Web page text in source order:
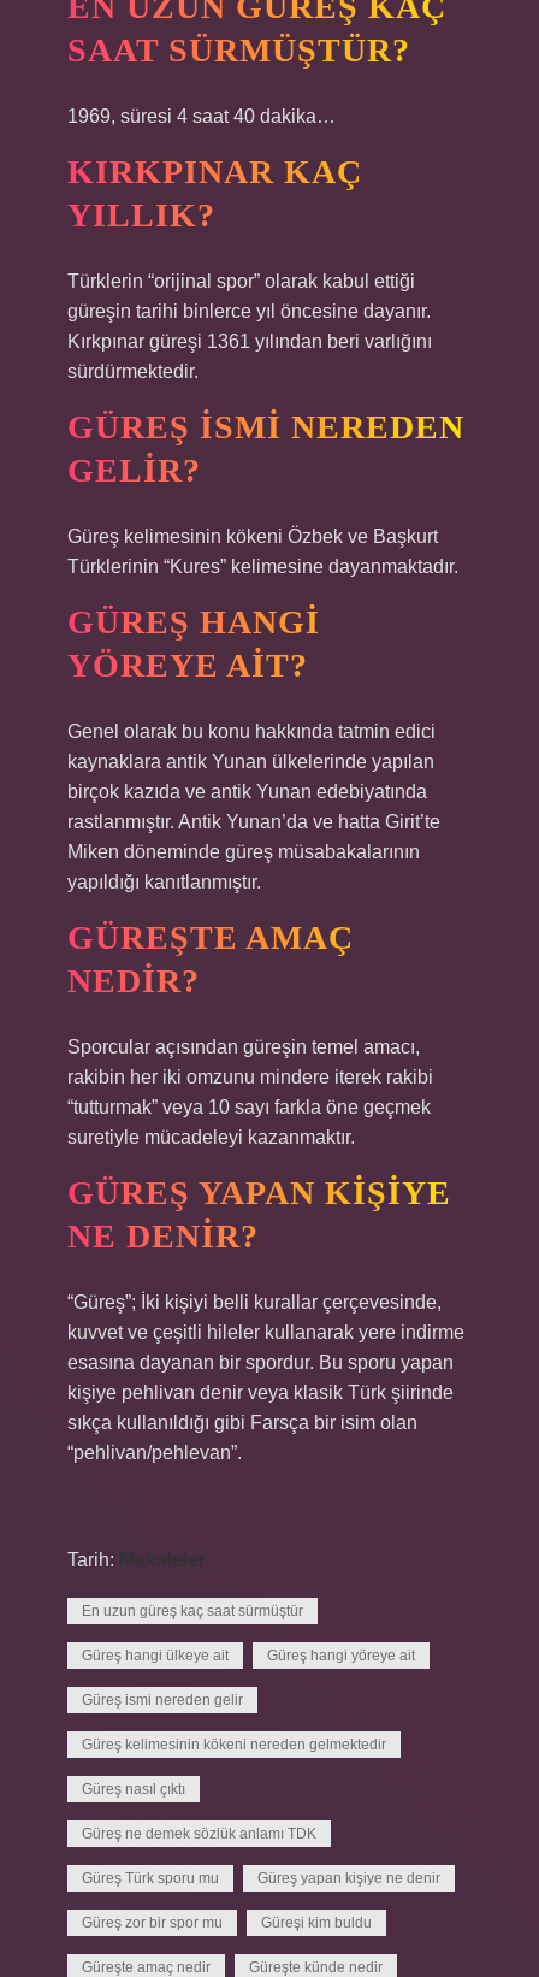
SAAT SÜRMÜŞTÜR?
1969, süresi 4 saat 40 dakika…
KIRKPINAR KAÇ
YILLIK?
Türklerin “orijinal spor” olarak kabul ettiği
güreşin tarihi binlerce yıl öncesine dayanır.
Kırkpınar güreşi 1361 yılından beri varlığını
sürdürmektedir.
GÜREŞ ISMI NEREDEN
GELIR?
Güreş kelimesinin kökeni Özbek ve Başkurt
Türklerinin “Kures” kelimesine dayanmaktadır.
GÜREŞ HANGI
YÖREYE AIT?
Genel olarak bu konu hakkında tatmin edici
kaynaklara antik Yunan ülkelerinde yapılan
birçok kazıda ve antik Yunan edebiyatında
rastlanmıştır. Antik Yunan’da ve hatta Girit’te
Miken döneminde güreş müsabakalarının
yapıldığı kanıtlanmıştır.
GÜREŞTE AMAÇ
NEDIR?
Sporcular açısından güreşin temel amacı,
rakibin her iki omzunu mindere iterek rakibi
“tutturmak” veya 10 sayı farkla öne geçmek
suretiyle mücadeleyi kazanmaktır.
GÜREŞ YAPAN KIŞIYE
NE DENIR?
“Güreş”; İki kişiyi belli kurallar çerçevesinde,
kuvvet ve çeşitli hileler kullanarak yere indirme
esasına dayanan bir spordur. Bu sporu yapan
kişiye pehlivan denir veya klasik Türk şiirinde
sıkça kullanıldığı gibi Farsça bir isim olan
“pehlivan/pehlevan”.
Tarih: Makaleler
En uzun güreş kaç saat sürmüştür
Güreş hangi ülkeye ait Güreş hangi yöreye ait
Güreş ismi nereden gelir
Güreş kelimesinin kökeni nereden gelmektedir
Güreş nasıl çıktı
Güreş ne demek sözlük anlamı TDK
Güreş Türk sporu mu Güreş yapan kişiye ne denir
Güreş zor bir spor mu Güreşi kim buldu
Güreşte amaç nedir Güreşte künde nedir